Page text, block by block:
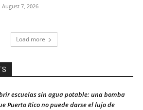
August 7, 2026
Load more
escuelas sin agua potable: una bomba
Puerto Rico no puede darse el lujo de